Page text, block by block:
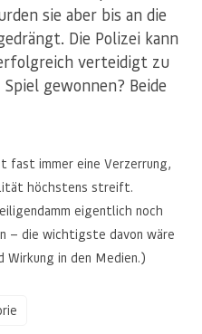
sie aber bis an die
Die Polizei kann
verteidigt zu
gewonnen? Beide
fast immer eine Verzerrung,
höchstens streift.
eigentlich noch
— die wichtigste davon wäre
Wirkung in den Medien.)